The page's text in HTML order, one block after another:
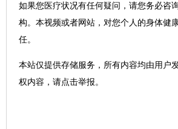
如果您医疗状况有任何疑问，请您务必咨
构。本视频或者网站，对您个人的身体健
任。
本站仅提供存储服务，所有内容均由用户
权内容，请点击举报。